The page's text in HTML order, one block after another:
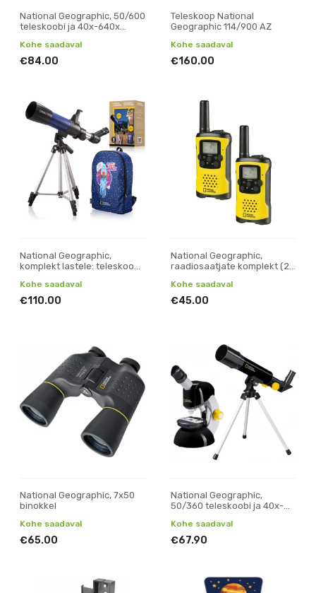
National Geographic, 50/600
teleskoobi ja 40x-640x
Kohe saadaval
€84.00
Teleskoop National
Geographic 114/900 AZ
Kohe saadaval
€160.00
National Geographic,
komplekt lastele: teleskoop,
Kohe saadaval
€110.00
National Geographic,
raadiosaatjate komplekt (2
Kohe saadaval
€45.00
National Geographic, 7x50
binokkel
Kohe saadaval
€65.00
National Geographic,
50/360 teleskoobi ja 40x-
Kohe saadaval
€67.90